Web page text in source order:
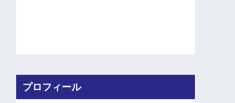
プロフィール